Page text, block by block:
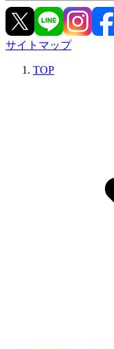
サイトマップ
TOP